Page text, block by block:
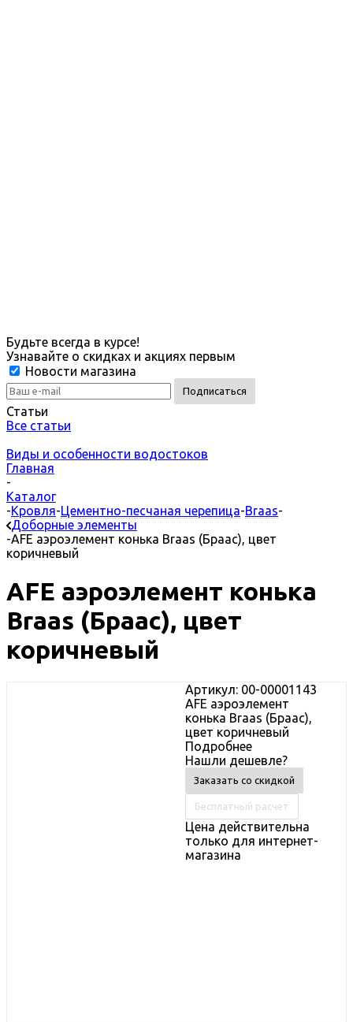
Будьте всегда в курсе!
Узнавайте о скидках и акциях первым
Новости магазина
Статьи
Все статьи
Виды и особенности водостоков
Главная
-
Каталог
-Кровля-Цементно-песчаная черепица-Braas-
Доборные элементы
-AFE аэроэлемент конька Braas (Браас), цвет
коричневый
AFE аэроэлемент конька
Braas (Браас), цвет
коричневый
Артикул: 00-00001143
AFE аэроэлемент
конька Braas (Браас),
цвет коричневый
Подробнее
Нашли дешевле?
Заказать со скидкой
Бесплатный расчет
Цена действительна
только для интернет-
магазина